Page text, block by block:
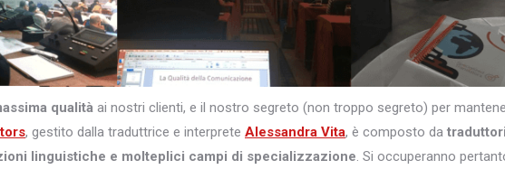
qualità ai nostri clienti, e il nostro segreto (non troppo segreto) per
, gestito dalla traduttrice e interprete Alessandra Vita, è composto da
linguistiche e molteplici campi di specializzazione . Si occuperanno